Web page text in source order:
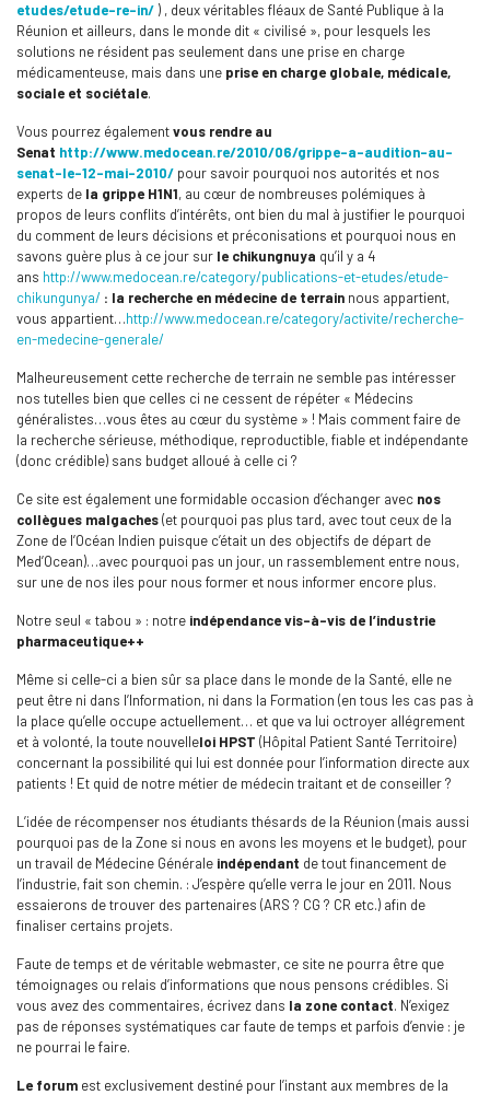
etudes/etude-re-in/ ) , deux véritables fléaux de Santé Publique à la
Réunion et ailleurs, dans le monde dit « civilisé », pour lesquels les
solutions ne résident pas seulement dans une prise en charge
médicamenteuse, mais dans une prise en charge globale, médicale,
sociale et sociétale.
Vous pourrez égalementvous rendre au
Senat http://www.medocean.re/2010/06/grippe-a-audition-au-
senat-le-12-mai-2010/ pour savoir pourquoi nos autorités et nos
experts de la grippe H1N1, au cœur de nombreuses polémiques à
propos de leurs conflits d’intérêts, ont bien du mal à justifier le pourquoi
du comment de leurs décisions et préconisations et pourquoi nous en
savons guère plus à ce jour sur le chikungnuya qu’il y a 4
ans http://www.medocean.re/category/publications-et-etudes/etude-
chikungunya/ : la recherche en médecine de terrain nous appartient,
vous appartient…http://www.medocean.re/category/activite/recherche-
en-medecine-generale/
Malheureusement cette recherche de terrain ne semble pas intéresser
nos tutelles bien que celles ci ne cessent de répéter « Médecins
généralistes…vous êtes au cœur du système » ! Mais comment faire de
la recherche sérieuse, méthodique, reproductible, fiable et indépendante
(donc crédible) sans budget alloué à celle ci ?
Ce site est également une formidable occasion d’échanger avec nos
collègues malgaches(et pourquoi pas plus tard, avec tout ceux de la
Zone de l’Océan Indien puisque c’était un des objectifs de départ de
Med’Ocean)…avec pourquoi pas un jour, un rassemblement entre nous,
sur une de nos iles pour nous former et nous informer encore plus.
Notre seul « tabou » : notre indépendance vis-à-vis de l’industrie
pharmaceutique++
Même si celle-ci a bien sûr sa place dans le monde de la Santé, elle ne
peut être ni dans l’Information, ni dans la Formation (en tous les cas pas à
la place qu’elle occupe actuellement… et que va lui octroyer allégrement
et à volonté, la toute nouvelleloi HPST (Hôpital Patient Santé Territoire)
concernant la possibilité qui lui est donnée pour l’information directe aux
patients ! Et quid de notre métier de médecin traitant et de conseiller ?
L’idée de récompenser nos étudiants thésards de la Réunion (mais aussi
pourquoi pas de la Zone si nous en avons les moyens et le budget), pour
un travail de Médecine Générale indépendant de tout financement de
l’industrie, fait son chemin. : J’espère qu’elle verra le jour en 2011. Nous
essaierons de trouver des partenaires (ARS ? CG ? CR etc.) afin de
finaliser certains projets.
Faute de temps et de véritable webmaster, ce site ne pourra être que
témoignages ou relais d’informations que nous pensons crédibles. Si
vous avez des commentaires, écrivez dans la zone contact. N’exigez
pas de réponses systématiques car faute de temps et parfois d’envie : je
ne pourrai le faire.
Le forum est exclusivement destiné pour l’instant aux membres de la